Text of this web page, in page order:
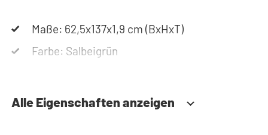
Maße: 62,5x137x1,9 cm (BxHxT)
Farbe: Salbeigrün
Alle Eigenschaften anzeigen